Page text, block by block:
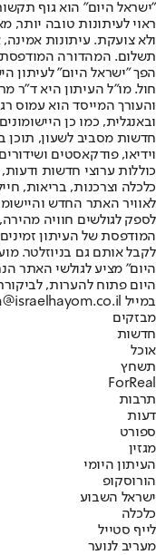
"ישראל היום" הוא גוף
ראוי לעיתונות טובה יותר,
ולא צועקת. עיתונות אמינה,
הפך "ישראל היום" לעיתון
חול. מו"ל העיתון היא ד"ר
והעורך המייסד הוא עמוס
חדשות מסביב לשעון, תוכן
וידיאו, פודקאסטים
כוללות ערוצי חדשות ודעות,
לאוויר האתר החדש
לספק לגולשים חוויה
המודפסת של העיתון
לקבל אותם גם בניוזלטר.
היום" מציע לגולשי האתר
היום פתוח להערות,
במייל hayom@israelhayom.co.il.
מבזקים
חדשות
אוכל
תשחץ
ForReal
תרבות
דעות
ספורט
מגזין
העיתון היומי
הורוסקופ
ישראל השבוע
כלכלה
לייף סטייל
מעריב לנוער